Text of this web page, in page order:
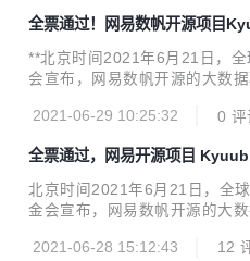
力，屏蔽分布式架构底层的复
ango：性能提升2倍，全面整合
是一个高性能、可扩展、功能
请求代理、动态路由、负载均
全防护等功能。源自先秦的名
流量的雄心和实力。云原生实
全票通过！网易数帆开源项目
器
**北京时间2021年6月21日，
会宣布，网易数帆开源的大数
bi获得了13个约束性投票
票。 ![Kyuubi 项目 Apache 孵
a.net/oscnet/up-
9.png "Kyuubi 项目 Apache 孵
2021-06-29 10:25:32 0 评
全票通过，网易开源项目
北京时间2021年6月21日，全
金会宣布，网易数帆开源的大
Kyuubi 获得了 13 个约束性投
2021-06-28 15:12:43 12